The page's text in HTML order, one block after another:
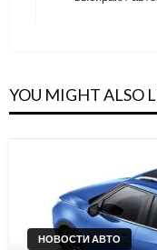
Next
YOU MIGHT ALSO
НОВОСТИ АВТО